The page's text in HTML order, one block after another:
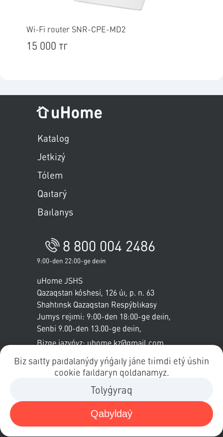
Wi-Fi router SNR-CPE-MD2
15 000 тг
uHome JSHS
Qazaqstan kóshesi, 126 úı, p. n. 63
Shahtınsk Qazaqstan Respýblıkasy
Jumys rejımi: 9:00-den 18:00-ge deıin,
Senbi 9.00-den 13.00-ge deıin,
Jeksenbi - demalys
8 800 004 2486
© 2020-2024 ТОО "uHome"
Bizge jazyńyz: uhome.kz@gmail.com
9:00-den 22:00-ge deıin
Katalog
Jetkizý
Tólem
Qaıtarý
Baılanys
Пропустить меню
Cookies paıdalaný saıasaty
Biz saıtty paıdalanýdy yńǵaıly jáne tıimdi etý úshin
cookie faıldaryn qoldanamyz.
Tolyǵyraq
Qabyldaý